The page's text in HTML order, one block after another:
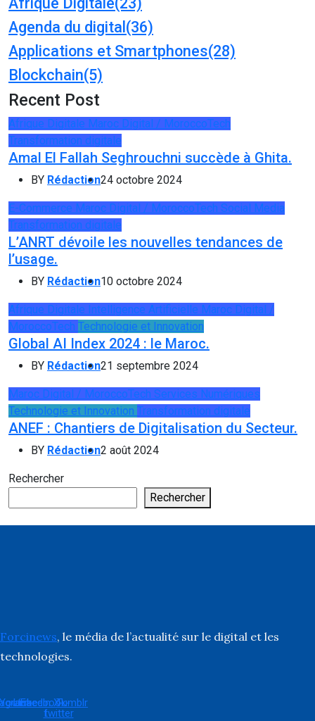
Agenda du digital (36)
Applications et Smartphones(28)
Blockchain(5)
Recent Post
Afrique Digitale Maroc Digital / MoroccoTech
Transformation digitale
Amal El Fallah Seghrouchni succède à Ghita.
BY Rédaction24 octobre 2024
E-Commerce Maroc Digital / MoroccoTech Social Media
Transformation digitale
L’ANRT dévoile les nouvelles tendances de
l’usage.
BY Rédaction10 octobre 2024
Afrique Digitale Intelligence Artificielle Maroc Digital /
MoroccoTech Technologie et Innovation
Global AI Index 2024 : le Maroc.
BY Rédaction21 septembre 2024
Maroc Digital / MoroccoTech Services Numériques
Technologie et Innovation Transformation digitale
ANEF : Chantiers de Digitalisation du Secteur.
BY Rédaction2 août 2024
Rechercher
Rechercher
Forcinews, le média de l’actualité sur le digital et les
technologies.
Youtube
Linkedin
Facebook-
f
X-
twitter
Tumblr